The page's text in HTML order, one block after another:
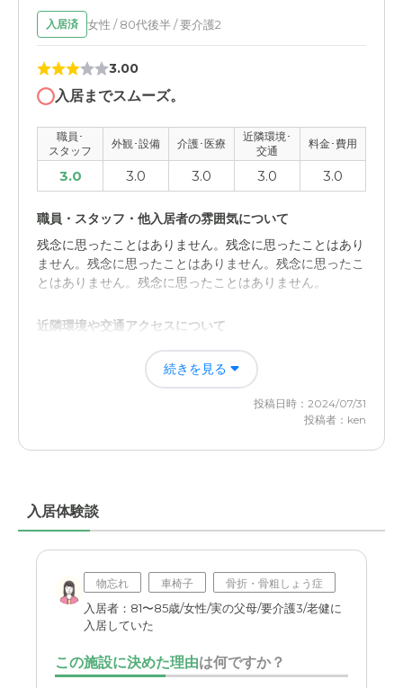
入居済 女性 / 80代後半 / 要介護2
3.00
入居までスムーズ。
職員･
スタッフ
外観･設備 介護･医療
近隣環境･
交通
料金･費用
3.0 3.0 3.0 3.0 3.0
職員・スタッフ・他入居者の雰囲気について
残念に思ったことはありません。残念に思ったことはあり
ません。残念に思ったことはありません。残念に思ったこ
とはありません。残念に思ったことはありません。
近隣環境や交通アクセスについて
周囲の環境が静か、緑も多く、穏やかに過ごせる。ブログ
などで日常の様子が紹介され、中々訪問できないコロナ禍
の時期も母親の状態が理解できた。
続きを見る
投稿日時：2024/07/31
投稿者：ken
入居体験談
物忘れ 車椅子 骨折・骨粗しょう症
入居者：81〜85歳/女性/実の父母/要介護3/老健に
入居していた
この施設に決めた理由は何ですか？